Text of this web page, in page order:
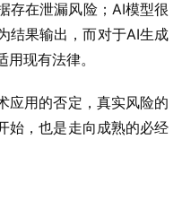
存在泄漏风险；AI模型很
结果输出，而对于AI生成
现有法律。
应用的否定，真实风险的
始，也是走向成熟的必经